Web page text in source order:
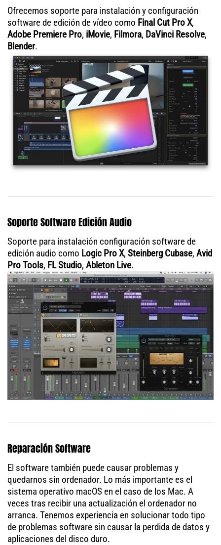
Ofrecemos soporte para instalación y configuración
software de edición de vídeo como Final Cut Pro X,
Adobe Premiere Pro, iMovie, Filmora, DaVinci Resolve,
Blender.
Soporte Software Edición Audio
Soporte para instalación configuración software de
edición audio como Logic Pro X, Steinberg Cubase, Avid
Pro Tools, FL Studio, Ableton Live.
Reparación Software
El software también puede causar problemas y
quedarnos sin ordenador. Lo más importante es el
sistema operativo macOS en el caso de los Mac. A
veces tras recibir una actualización el ordenador no
arranca. Tenemos experiencia en solucionar todo tipo
de problemas software sin causar la perdida de datos y
aplicaciones del disco duro.